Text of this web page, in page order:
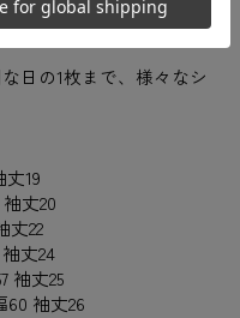
ーンを選ばずお使いい
日の1枚まで、様々なシ
19
丈20
丈22
丈24
袖丈25
60 袖丈26